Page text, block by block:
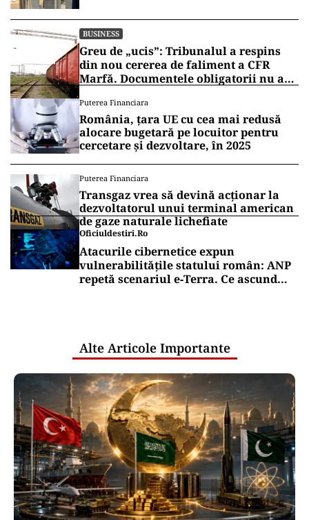
BUSINESS
Greu de „ucis”: Tribunalul a respins
din nou cererea de faliment a CFR
Marfă. Documentele obligatorii nu au
Puterea Financiara
România, țara UE cu cea mai redusă
alocare bugetară pe locuitor pentru
cercetare și dezvoltare, în 2025
Puterea Financiara
Transgaz vrea să devină acționar la
dezvoltatorul unui terminal american
de gaze naturale lichefiate
Oficiuldestiri.ro
Atacurile cibernetice expun
vulnerabilitățile statului român: ANP
repetă scenariul e‑Terra. Ce ascund
Alte Articole Importante